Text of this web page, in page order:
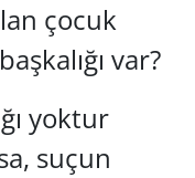
çocuk
var?
yoktur
suçun